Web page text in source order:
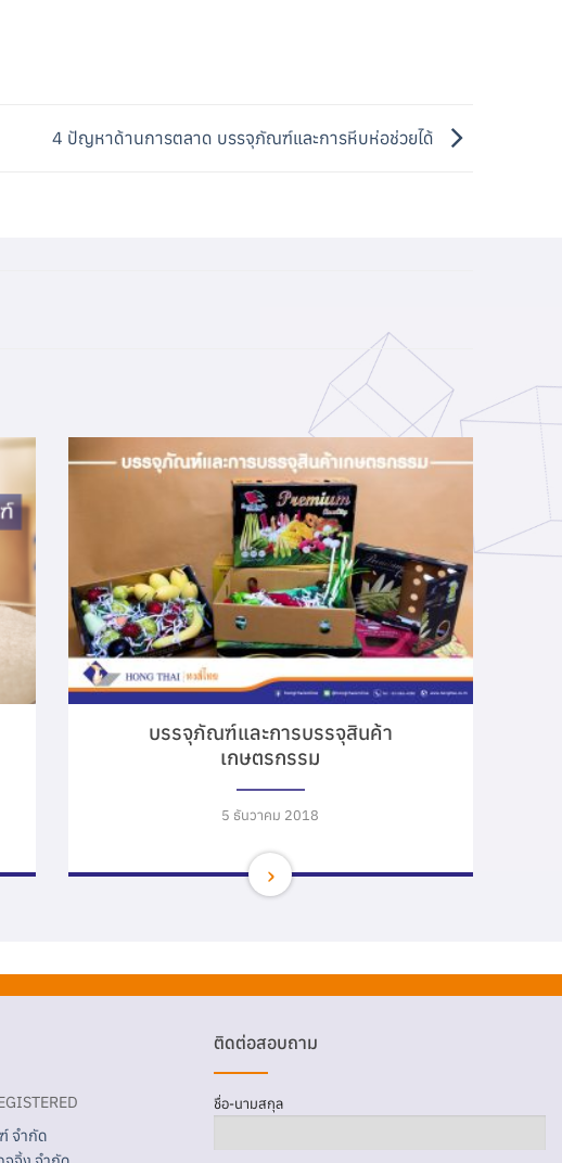
4 ปัญหาด้านการตลาด บรรจุภัณฑ์และการหีบห่อช่วยได้
บรรจุภัณฑ์และการบรรจุสินค้า
เกษตรกรรม
5 ธันวาคม 2018
จำกัด
ติดต่อสอบถาม
ชื่อ-นามสกุล